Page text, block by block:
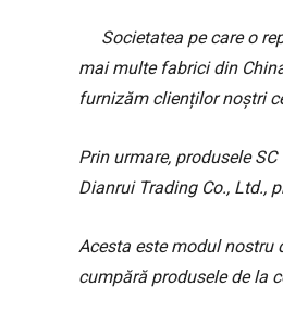
Societatea pe care o
mai multe fabrici din
furnizăm clienților noștri
Prin urmare, produsele
Dianrui Trading Co., Ltd.,
Acesta este modul nostru
cumpără produsele de la